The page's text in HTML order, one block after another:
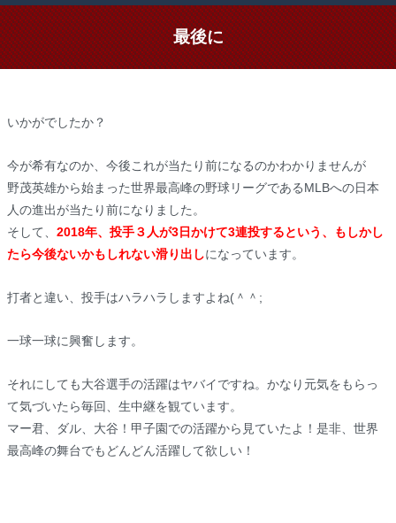
最後に
いかがでしたか？
今が希有なのか、今後これが当たり前になるのかわかりませんが
野茂英雄から始まった世界最高峰の野球リーグであるMLBへの日本
人の進出が当たり前になりました。
そして、 2018年、投手３人が3日かけて3連投するという、もしかし
たら今後ないかもしれない滑り出しになっています。
打者と違い、投手はハラハラしますよね(＾＾;
一球一球に興奮します。
それにしても大谷選手の活躍はヤバイですね。かなり元気をもらっ
て気づいたら毎回、生中継を観ています。
マー君、ダル、大谷！甲子園での活躍から見ていたよ！是非、世界
最高峰の舞台でもどんどん活躍して欲しい！